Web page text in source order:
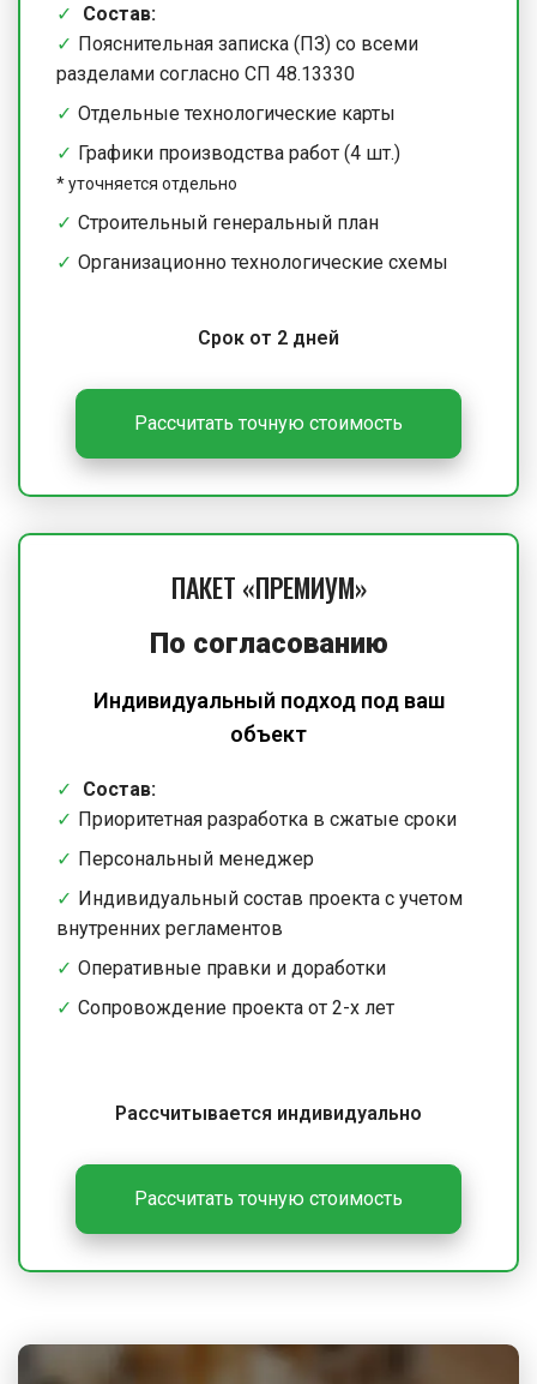
Состав:
Пояснительная записка (ПЗ) со всеми
разделами согласно СП 48.13330
Отдельные технологические карты
Графики производства работ (4 шт.)
*уточняется отдельно
Строительный генеральный план
Организационно технологические схемы
Срок от 2 дней
Рассчитать точную стоимость
ПАКЕТ «ПРЕМИУМ»
По согласованию
Индивидуальный подход под ваш
объект
Состав:
Приоритетная разработка в сжатые сроки
Персональный менеджер
Индивидуальный состав проекта с учетом
внутренних регламентов
Оперативные правки и доработки
Сопровождение проекта от 2-х лет
Рассчитывается индивидуально
Рассчитать точную стоимость